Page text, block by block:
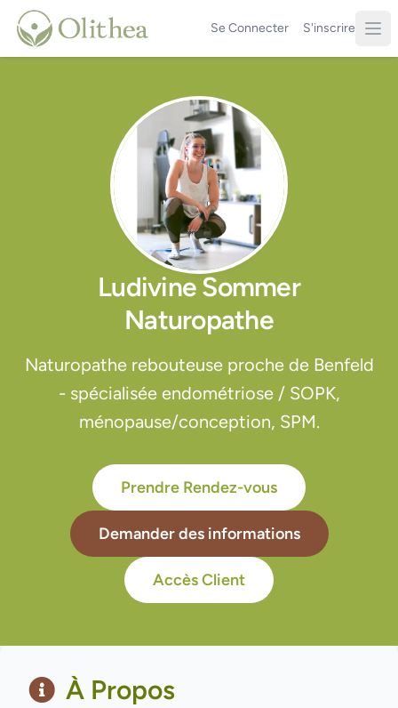
Se Connecter S'inscrire
Ludivine Sommer
Naturopathe
Naturopathe rebouteuse proche de Benfeld
- spécialisée endométriose / SOPK,
ménopause/conception, SPM.
Prendre Rendez-vous
Demander des informations
Accès Client
À Propos